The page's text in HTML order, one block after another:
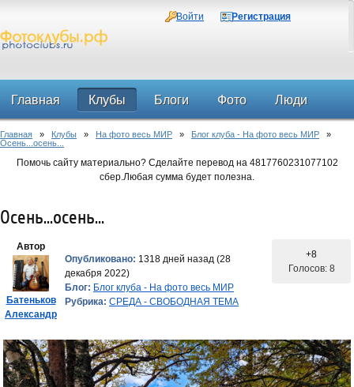
Войти Регистрация
Главная Клубы Блоги Фото Люди
Форум
Главная » Клубы » На фото весь МИР » Блог клуба - На фото весь МИР »
Осень...осень...
Помочь сайту материально? Сделайте перевод на 4817760231077102
сбер.Любая сумма будет полезна.
Осень...осень...
Автор
Батеньков
Александр
Опубликовано: 1318 дней назад (28
декабря 2022)
Блог: Блог клуба - На фото весь МИР
Рубрика: СРЕДА - СВОБОДНАЯ ТЕМА
+8
Голосов: 8